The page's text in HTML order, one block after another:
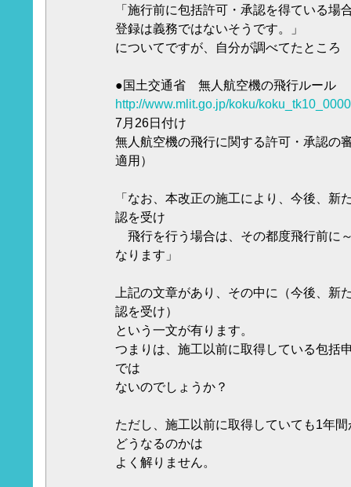
「施行前に包括許可・承認を得ている場
登録は義務ではないそうです。」
についてですが、自分が調べてたところ
●国土交通省 無人航空機の飛行ルール
http://www.mlit.go.jp/koku/
7月26日付け
無人航空機の飛行に関する許可・承認の
適用）
「なお、本改正の施工により、今後、新
認を受け
飛行を行う場合は、その都度飛行前
なります」
上記の文章があり、その中に（今後、新
認を受け）
という一文が有ります。
つまりは、施工以前に取得している包括
では
ないのでしょうか？
ただし、施工以前に取得していても1年
どうなるのかは
よく解りません。